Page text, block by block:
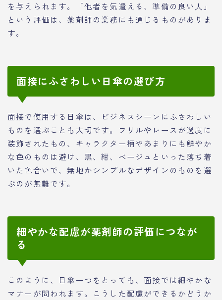
を与えられます。「他者を気遣える、準備の良い人」
という評価は、薬剤師の業務にも通じるものがありま
す。
面接にふさわしい日傘の選び方
面接で使用する日傘は、ビジネスシーンにふさわしい
ものを選ぶことも大切です。フリルやレースが過度に
装飾されたもの、キャラクター柄やあまりにも鮮やか
な色のものは避け、黒、紺、ベージュといった落ち着
いた色合いで、無地かシンプルなデザインのものを選
ぶのが無難です。
細やかな配慮が薬剤師の評価につなが
る
このように、日傘一つをとっても、面接では細やかな
マナーが問われます。こうした配慮ができるかどうか